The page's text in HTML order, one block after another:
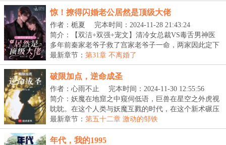
惊！撩得闪婚老公居然是顶级大佬
作者：栀夏
完本时间：2024-11-28 21:43:24
简介：【双洁+双强+宠文】清冷女总裁VS毒舌男神医
多年前秦家老爷子救了宫家老爷子一命，两家因此定下
了婚...
最新章节： 第31章 不离婚了
破限加点，逆命成圣
作者：心雨不止
完本时间：2024-11-30 12:55:56
简介：妖魔在地窟之中窥伺低语，巨兽在星空之外虎视
眈眈。在这个人类与妖魔互戮的时代，在这个新术碾压
旧...
最新章节： 第五十二章 激动的邹铁
年代，我的1995